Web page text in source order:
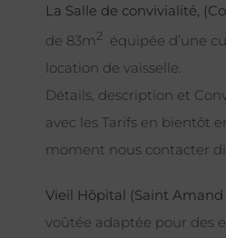
La Salle de convivialité,
de 83m2
équipée d’une
location de vaisselle.
Détails, description et
avec les Tarifs en bientôt
moment nous contacter
Vieil Hôpital (Saint Amand
voûtée adaptée pour des